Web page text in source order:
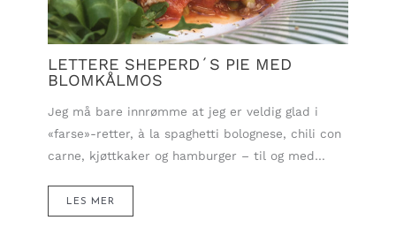
LETTERE SHEPERD´S PIE MED
BLOMKÅLMOS
Jeg må bare innrømme at jeg er veldig glad i
«farse»-retter, à la spaghetti bolognese, chili con
carne, kjøttkaker og hamburger – til og med…
LES MER